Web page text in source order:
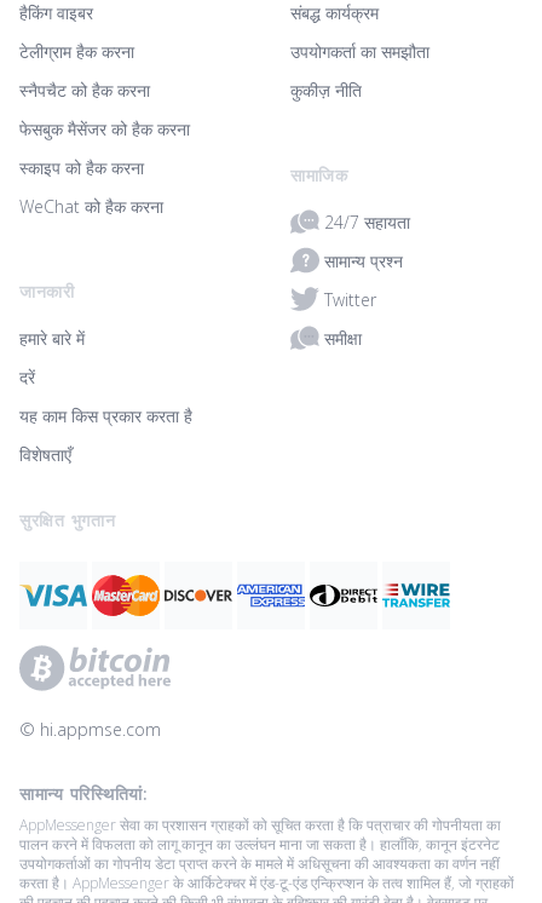
हैकिंग वाइबर
टेलीग्राम हैक करना
स्नैपचैट को हैक करना
फेसबुक मैसेंजर को हैक करना
स्काइप को हैक करना
WeChat को हैक करना
जानकारी
हमारे बारे में
दरें
यह काम किस प्रकार करता है
विशेषताएँ
संबद्ध कार्यक्रम
उपयोगकर्ता का समझौता
कुकीज़ नीति
सामाजिक
24/7 सहायता
सामान्य प्रश्न
Twitter
समीक्षा
सुरक्षित भुगतान
© ‌hi.appmse.com
सामान्य परिस्थितियां:
AppMessenger सेवा का प्रशासन ग्राहकों को सूचित करता है कि पत्राचार की गोपनीयता का
पालन करने में विफलता को लागू कानून का उल्लंघन माना जा सकता है। हालाँकि, कानून इंटरनेट
उपयोगकर्ताओं का गोपनीय डेटा प्राप्त करने के मामले में अधिसूचना की आवश्यकता का वर्णन नहीं
करता है। AppMessenger के आर्किटेक्चर में एंड-टू-एंड एन्क्रिप्शन के तत्व शामिल हैं, जो ग्राहकों